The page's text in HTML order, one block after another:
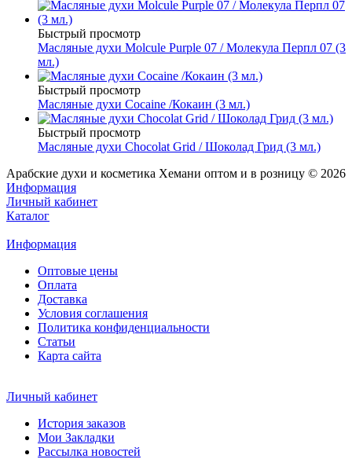
Быстрый просмотр
Масляные духи Molcule Purple 07 / Молекула Перпл 07 (3
мл.)
Быстрый просмотр
Масляные духи Cocaine /Кокаин (3 мл.)
Быстрый просмотр
Масляные духи Chocolat Grid / Шоколад Грид (3 мл.)
Арабские духи и косметика Хемани оптом и в розницу © 2026
Информация
Личный кабинет
Каталог
Информация
Оптовые цены
Оплата
Доставка
Условия соглашения
Политика конфиденциальности
Статьи
Карта сайта
Личный кабинет
История заказов
Мои Закладки
Рассылка новостей